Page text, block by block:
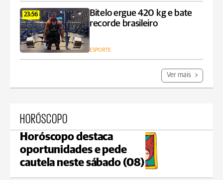
23:56
Bitelo ergue 420 kg e bate
recorde brasileiro
ESPORTE
Ver mais
HORÓSCOPO
Horóscopo destaca
oportunidades e pede
cautela neste sábado (08)